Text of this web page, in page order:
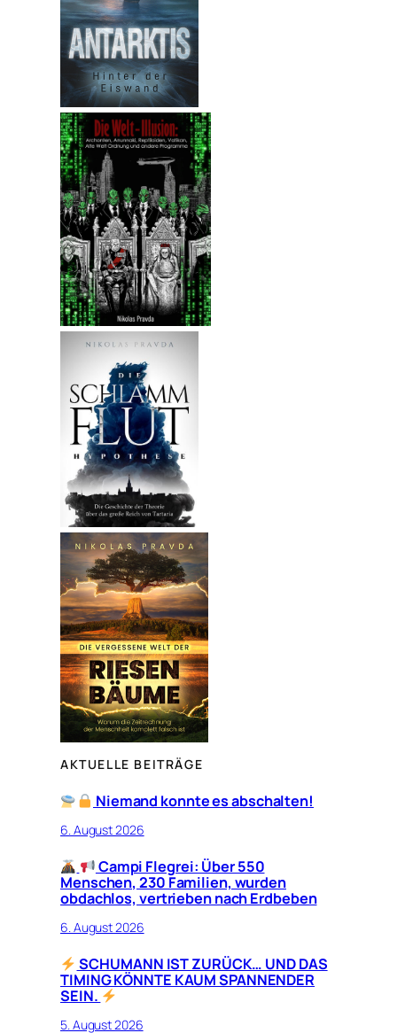
AKTUELLE BEITRÄGE
Niemand konnte es abschalten!
6. August 2026
Campi Flegrei: Über 550
Menschen, 230 Familien, wurden
obdachlos, vertrieben nach Erdbeben
6. August 2026
SCHUMANN IST ZURÜCK… UND DAS
TIMING KÖNNTE KAUM SPANNENDER
SEIN.
5. August 2026